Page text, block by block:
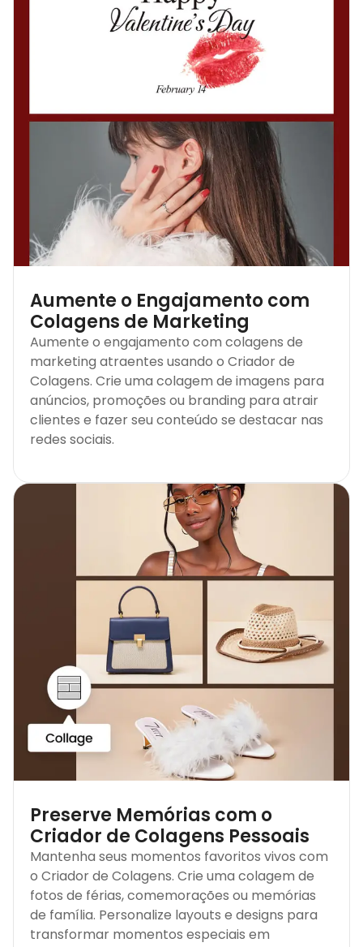
Aumente o Engajamento com
Colagens de Marketing
Aumente o engajamento com colagens de
marketing atraentes usando o Criador de
Colagens. Crie uma colagem de imagens para
anúncios, promoções ou branding para atrair
clientes e fazer seu conteúdo se destacar nas
redes sociais.
Preserve Memórias com o
Criador de Colagens Pessoais
Mantenha seus momentos favoritos vivos com
o Criador de Colagens. Crie uma colagem de
fotos de férias, comemorações ou memórias
de família. Personalize layouts e designs para
transformar momentos especiais em